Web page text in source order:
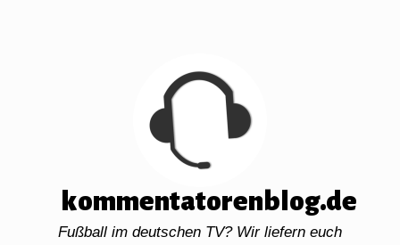
kommentatorenblog.de
Fußball im deutschen TV? Wir liefern euch